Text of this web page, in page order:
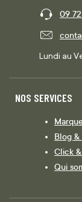
09
Lundi au
NOS SERVICES
Blog
Click
Qui